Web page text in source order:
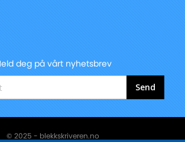
deg på vårt nyhetsbrev
Send
© 2025 - blekkskriveren.no